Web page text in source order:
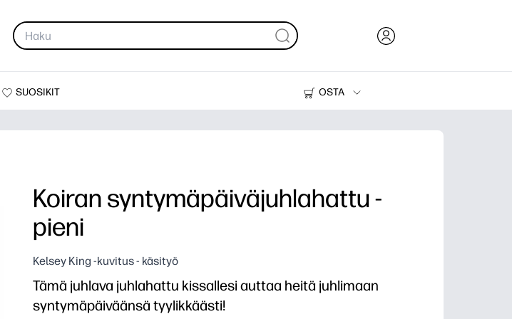
SUOSIKIT
OSTA
Tulostimet
Koiran syntymäpäiväjuhlahattu -
pieni
Kelsey King -kuvitus - käsityö
Tämä juhlava juhlahattu kissallesi auttaa heitä juhlimaan
syntymäpäiväänsä tyylikkäästi!